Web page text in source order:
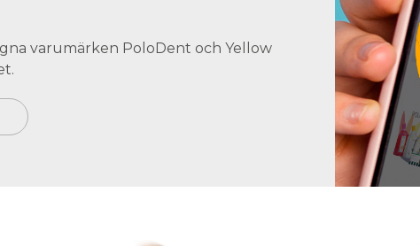
varumärken PoloDent och Yellow